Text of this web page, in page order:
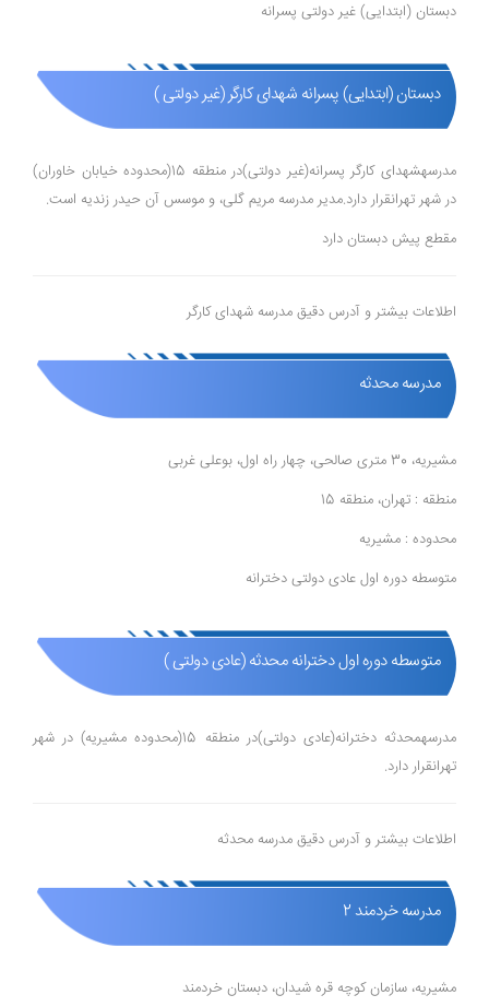
دبستان (ابتدایی) غیر دولتی پسرانه
دبستان (ابتدایی) پسرانه شهدای کارگر (غیر دولتی )
مدرسهشهدای کارگر پسرانه(غیر دولتی)در منطقه 15(محدوده خیابان خاوران)
در شهر تهرانقرار دارد.مدیر مدرسه مریم گلی، و موسس آن حیدر زندیه است.
مقطع پیش دبستان دارد
اطلاعات بیشتر و آدرس دقیق مدرسه شهدای کارگر
مدرسه محدثه
مشیریه، 30 متری صالحی، چهار راه اول، بوعلی غربی
منطقه : تهران، منطقه 15
محدوده : مشیریه
متوسطه دوره اول عادی دولتی دخترانه
متوسطه دوره اول دخترانه محدثه (عادی دولتی )
مدرسهمحدثه دخترانه(عادی دولتی)در منطقه 15(محدوده مشیریه) در شهر
تهرانقرار دارد.
اطلاعات بیشتر و آدرس دقیق مدرسه محدثه
مدرسه خردمند 2
مشیریه، سازمان کوچه قره شیدان، دبستان خردمند